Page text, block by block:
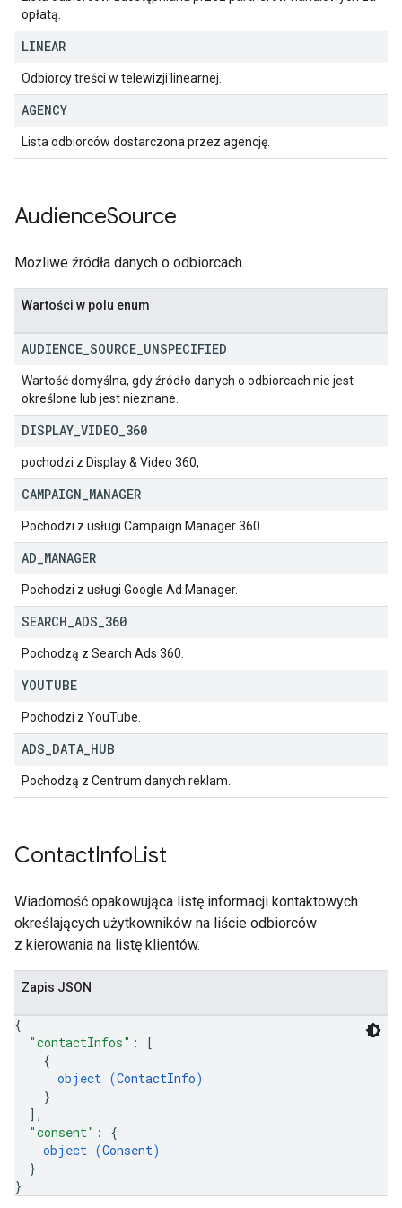
opłatą.
LINEAR
Odbiorcy treści w telewizji linearnej.
AGENCY
Lista odbiorców dostarczona przez agencję.
AudienceSource
Możliwe źródła danych o odbiorcach.
Wartości w polu enum
AUDIENCE SOURCE UNSPECIFIED
Wartość domyślna, gdy źródło danych o odbiorcach nie jest
określone lub jest nieznane.
DISPLAY VIDEO 360
pochodzi z Display & Video 360,
CAMPAIGN MANAGER
Pochodzi z usługi Campaign Manager 360.
AD MANAGER
Pochodzi z usługi Google Ad Manager.
SEARCH ADS 360
Pochodzą z Search Ads 360.
YOUTUBE
Pochodzi z YouTube.
ADS DATA HUB
Pochodzą z Centrum danych reklam.
ContactInfoList
Wiadomość opakowująca listę informacji kontaktowych
określających użytkowników na liście odbiorców
z kierowania na listę klientów.
Zapis JSON
{
"contactInfos" :
[
{
object (ContactInfo)
}
] ,
"consent" : {
object (Consent)
}
}